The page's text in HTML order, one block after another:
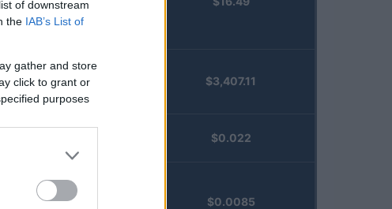
of downstream
the IAB’s List of
gather and store
click to grant or
purposes
Injective
Vested XOR
(VXOR)
$3,407.11
$0.022
$0.0085